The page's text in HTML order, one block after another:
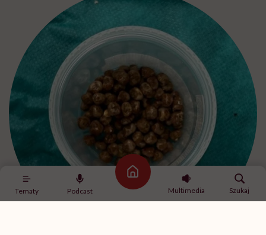
Tematy Podcast
Strona główna
Multimedia
Szukaj